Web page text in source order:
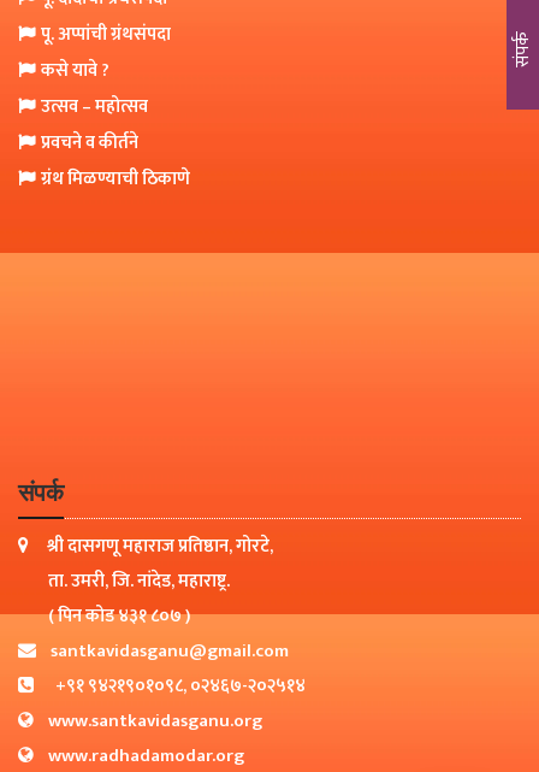
पू. अप्पांची ग्रंथसंपदा
कसे यावे ?
उत्सव – महोत्सव
प्रवचने व कीर्तने
ग्रंथ मिळण्याची ठिकाणे
संपर्क
श्री दासगणू महाराज प्रतिष्ठान, गोरटे,
ता. उमरी, जि. नांदेड, महाराष्ट्र.
( पिन कोड ४३१ ८०७ )
santkavidasganu@gmail.com
+९१ ९४२१९०१०९८, ०२४६७-२०२५१४
www.santkavidasganu.org
www.radhadamodar.org
संपर्क